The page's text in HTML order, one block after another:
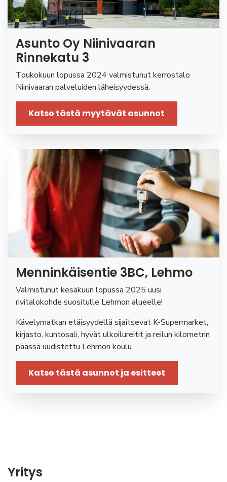
Asunto Oy Niinivaaran
Rinnekatu 3
Toukokuun lopussa 2024 valmistunut kerrostalo
Niinivaaran palveluiden läheisyydessä.
Katso tästä myytävät asunnot
Menninkäisentie 3BC, Lehmo
Valmistunut kesäkuun lopussa 2025 uusi
rivitalokohde suositulle Lehmon alueelle!
Kävelymatkan etäisyydellä sijaitsevat K-Supermarket,
kirjasto, kuntosali, hyvät ulkoilureitit ja reilun kilometrin
päässä uudistettu Lehmon koulu.
Katso tästä asunnot ja esitteet
Yritys